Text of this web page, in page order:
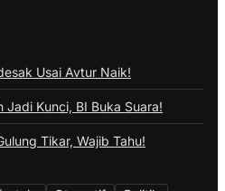
Usai Avtur Naik!
Jadi Kunci, BI Buka Suara!
Tikar, Wajib Tahu!